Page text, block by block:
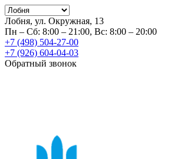
Лобня, ул. Окружная, 13
Пн – Сб: 8:00 – 21:00, Вс: 8:00 – 20:00
+7 (498) 504-27-00
+7 (926) 604-04-03
Обратный звонок